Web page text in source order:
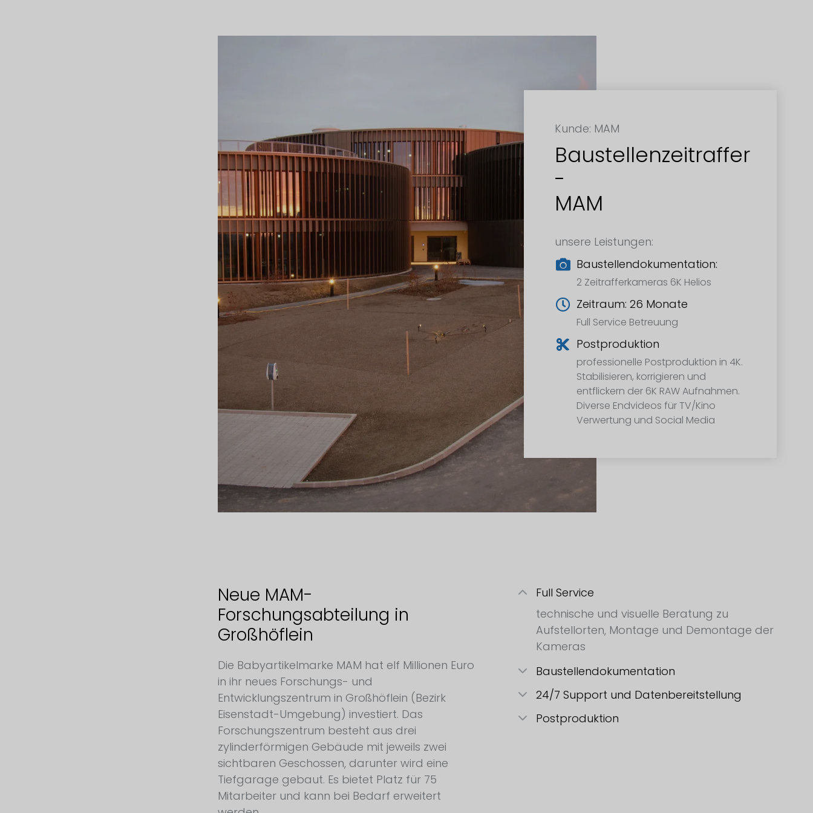
Kunde: MAM
Baustellenzeitraffer
-
MAM
unsere Leistungen:
Baustellendokumentation:
2 Zeitrafferkameras 6K Helios
Zeitraum: 26 Monate
Full Service Betreuung
Postproduktion
professionelle Postproduktion in 4K.
Stabilisieren, korrigieren und
entflickern der 6K RAW Aufnahmen.
Diverse Endvideos für TV/Kino
Verwertung und Social Media
Neue MAM-
Forschungsabteilung in
Großhöflein
Die Babyartikelmarke MAM hat elf Millionen Euro
in ihr neues Forschungs- und
Entwicklungszentrum in Großhöflein (Bezirk
Eisenstadt-Umgebung) investiert. Das
Forschungszentrum besteht aus drei
zylinderförmigen Gebäude mit jeweils zwei
sichtbaren Geschossen, darunter wird eine
Tiefgarage gebaut. Es bietet Platz für 75
Mitarbeiter und kann bei Bedarf erweitert
Full Service
technische und visuelle Beratung zu
Aufstellorten, Montage und Demontage der
Kameras
Baustellendokumentation
24/7 Support und Datenbereitstellung
Postproduktion